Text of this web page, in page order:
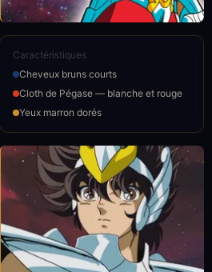
Caractéristiques
Cheveux bruns courts
Cloth de Pégase — blanche et rouge
Yeux marron dorés